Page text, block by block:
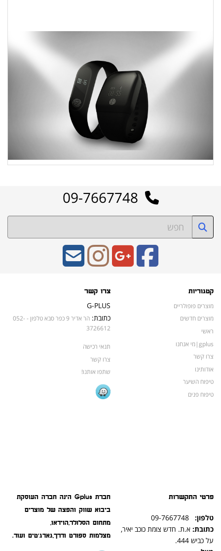
קטגוריות
מוצרים פופולריים
מוצרים חדשים
ראשי
gplus|מי אנחנו
צרו קשר
אודותינו
טיפוח השיער
טיפוח פנים
צרו קשר
G-PLUS
כתובת:
הר אדיר 9 כפר סבא טלפון - 052-
3726612
תנאי רכישה
צרו קשר
שתפו אותנו!
פרטי התקשרות
טלפון:
כתובת: א.ת. חדש צומת כוכב יאיר,
על כביש 444.
חברת Gplus הינה חברה העוסקת
ביבוא שווק והפצה של מוצרים
מתחום הסלולר,הוידאו,
מצלמות ספורט ודרך,גאדג'טים ועוד.